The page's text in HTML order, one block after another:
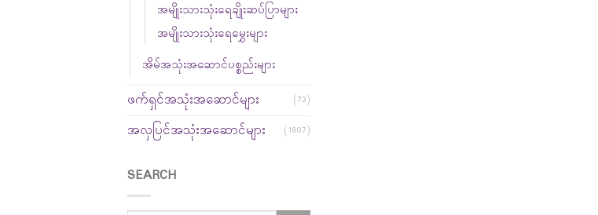
အမျိုးသားသုံးရေချိုးဆပ်ပြာများ
အမျိုးသားသုံးရေမွှေးများ
အိမ်အသုံးအဆောင်ပစ္စည်းများ
ဖက်ရှင်အသုံးအဆောင်များ (73)
အလှပြင်အသုံးအဆောင်များ (1807)
SEARCH